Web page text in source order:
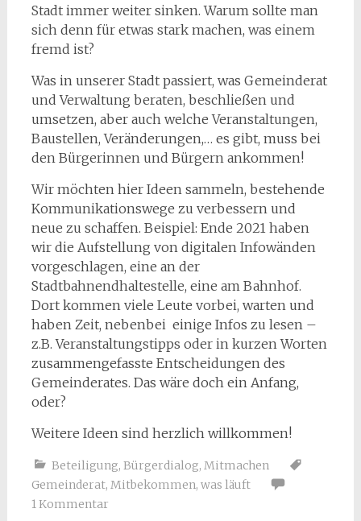
Stadt immer weiter sinken. Warum sollte man
sich denn für etwas stark machen, was einem
fremd ist?
Was in unserer Stadt passiert, was Gemeinderat
und Verwaltung beraten, beschließen und
umsetzen, aber auch welche Veranstaltungen,
Baustellen, Veränderungen,… es gibt, muss bei
den Bürgerinnen und Bürgern ankommen!
Wir möchten hier Ideen sammeln, bestehende
Kommunikationswege zu verbessern und
neue zu schaffen. Beispiel: Ende 2021 haben
wir die Aufstellung von digitalen Infowänden
vorgeschlagen, eine an der
Stadtbahnendhaltestelle, eine am Bahnhof.
Dort kommen viele Leute vorbei, warten und
haben Zeit, nebenbei einige Infos zu lesen –
z.B. Veranstaltungstipps oder in kurzen Worten
zusammengefasste Entscheidungen des
Gemeinderates. Das wäre doch ein Anfang,
oder?
Weitere Ideen sind herzlich willkommen!
Beteiligung, Bürgerdialog, Mitmachen
Gemeinderat, Mitbekommen, was läuft
1 Kommentar